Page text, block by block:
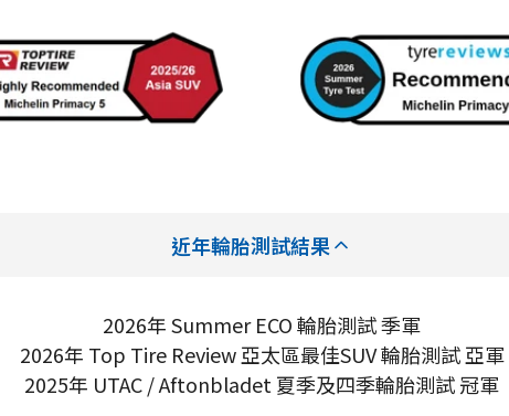
近年輪胎測試結果
2026年 Summer ECO 輪胎測試 季軍
2026年 Top Tire Review 亞太區最佳SUV 輪胎測試 亞軍
2025年 UTAC / Aftonbladet 夏季及四季輪胎測試 冠軍